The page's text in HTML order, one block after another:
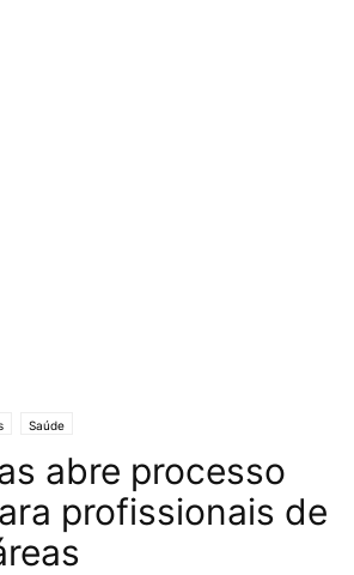
Saúde
abre processo
profissionais de